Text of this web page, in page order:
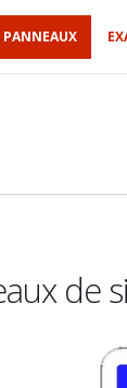
PANNEAUX
de